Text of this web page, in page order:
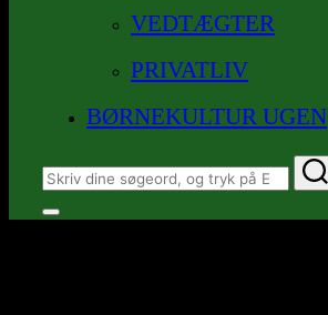
VEDTÆGTER
PRIVATLIV
BØRNEKULTUR UGEN
Søg
efter:
Slå